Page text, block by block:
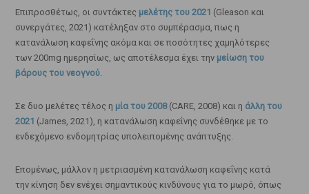
Επιπροσθέτως, οι συντάκτες μελέτης του 2021 (Gleason και
συνεργάτες, 2021) κατέληξαν στο συμπέρασμα, πως η
κατανάλωση καφεΐνης ακόμα και σε ποσότητες χαμηλότερες
των 200mg ημερησίως, ως αποτέλεσμα έχει την μείωση του
βάρους του νεογνού.
Σε δυο μελέτες τέλος η μία του 2008(CARE, 2008) και η άλλη του
2021 (James, 2021), η κατανάλωση καφεΐνης συνδέθηκε με το
ενδεχόμενο ενδομητρίας υπολειπομένης ανάπτυξης.
Επομένως, μάλλον η μετριασμένη κατανάλωση καφεΐνης κατά
την κίνηση δεν ενέχει σημαντικούς κινδύνους για το μωρό, όπως